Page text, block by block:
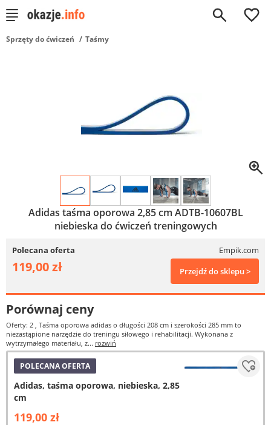
0
Sprzęty do ćwiczeń Taśmy
Adidas taśma oporowa 2,85 cm ADTB-10607BL
niebieska do ćwiczeń treningowych
Polecana oferta Empik.com
119,00 zł Przejdź do sklepu >
Porównaj ceny
Oferty: 2 , Taśma oporowa adidas o długości 208 cm i szerokości 285 mm to
niezastąpione narzędzie do treningu siłowego i rehabilitacji. Wykonana z
wytrzymałego materiału, z... rozwiń
POLECANA OFERTA
Adidas, taśma oporowa, niebieska, 2,85
cm
119,00 zł